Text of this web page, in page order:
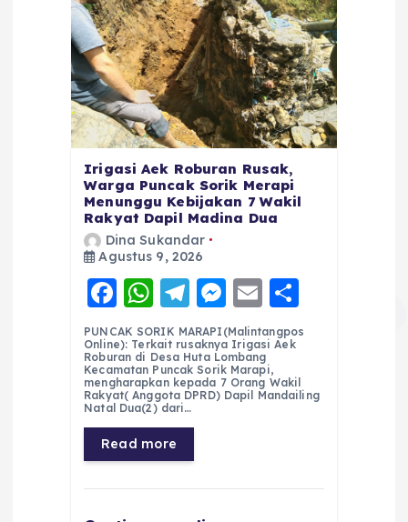
Irigasi Aek Roburan Rusak,
Warga Puncak Sorik Merapi
Menunggu Kebijakan 7 Wakil
Rakyat Dapil Madina Dua
Dina Sukandar
Agustus 9, 2026
F
a
c
e
b
o
o
k
W
h
a
ts
A
p
p
T
el
e
g
r
a
m
M
e
ss
e
n
E
m
ai
l
h
re
PUNCAK SORIK MARAPI(Malintangpos
Online): Terkait rusaknya Irigasi Aek
Roburan di Desa Huta Lombang
Kecamatan Puncak Sorik Marapi,
mengharapkan kepada 7 Orang Wakil
Rakyat( Anggota DPRD) Dapil Mandailing
Natal Dua(2) dari…
Read more